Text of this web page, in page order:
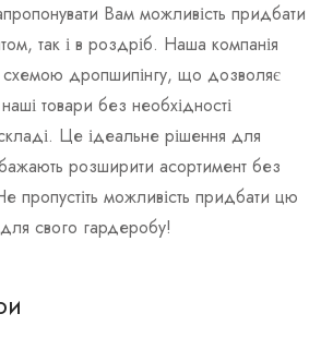
Вам можливість придбати
так і в роздріб. Наша компанія
дропшипінгу, що дозволяє
товари без необхідності
Це ідеальне рішення для
розширити асортимент без
пропустіть можливість придбати цю
для свого гардеробу!